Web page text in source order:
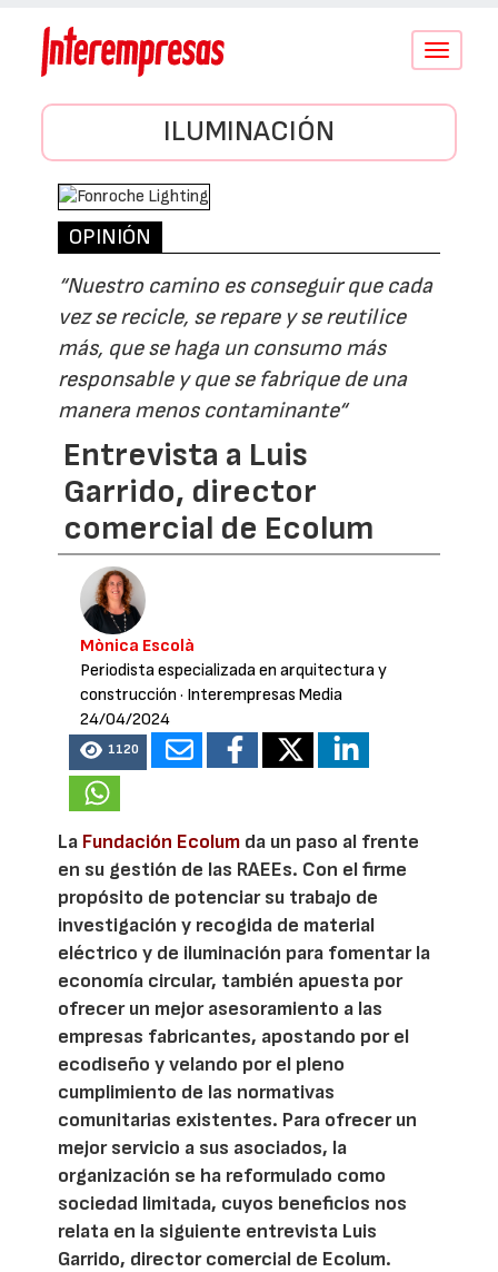
Conmutar
ILUMINACIÓN
OPINIÓN
“Nuestro camino es conseguir que cada
vez se recicle, se repare y se reutilice
más, que se haga un consumo más
responsable y que se fabrique de una
manera menos contaminante“
Entrevista a Luis
Garrido, director
comercial de Ecolum
Mònica Escolà
Periodista especializada en arquitectura y
construcción · Interempresas Media
24/04/2024
1120
La Fundación Ecolum da un paso al frente
en su gestión de las RAEEs. Con el firme
propósito de potenciar su trabajo de
investigación y recogida de material
eléctrico y de iluminación para fomentar la
economía circular, también apuesta por
ofrecer un mejor asesoramiento a las
empresas fabricantes, apostando por el
ecodiseño y velando por el pleno
cumplimiento de las normativas
comunitarias existentes. Para ofrecer un
mejor servicio a sus asociados, la
organización se ha reformulado como
sociedad limitada, cuyos beneficios nos
relata en la siguiente entrevista Luis
Garrido, director comercial de Ecolum.